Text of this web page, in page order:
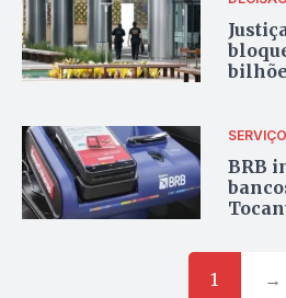
BRB
1 →